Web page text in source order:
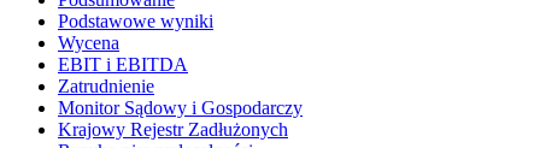
Podstawowe wyniki
Wycena
EBIT i EBITDA
Zatrudnienie
Monitor Sądowy i Gospodarczy
Krajowy Rejestr Zadłużonych